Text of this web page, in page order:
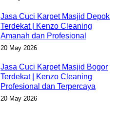
Jasa Cuci Karpet Masjid Depok
Terdekat | Kenzo Cleaning
Amanah dan Profesional
20 May 2026
Jasa Cuci Karpet Masjid Bogor
Terdekat | Kenzo Cleaning
Profesional dan Terpercaya
20 May 2026